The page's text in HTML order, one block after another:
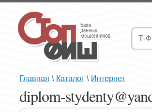
Главная \ Каталог \ Интернет
diplom-